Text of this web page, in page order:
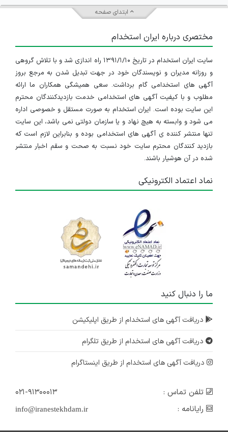
ابتدای صفحه
مختصری درباره ایران استخدام
سایت ایران استخدام در تاریخ ۱۳۹۱/۱/۱۰ راه اندازی شد و با تلاش گروهی
و روزانه مدیران و نویسندگان خود در جهت تبدیل شدن به مرجع بروز
آگهی های استخدامی گام برداشت. سعی همیشگی همکاران ما ارائه
مطلوب و با کیفیت آگهی های استخدامی خدمت بازدیدکنندگان محترم
این سایت بوده است. ایران استخدام به صورت مستقل و خصوصی اداره
می شود و وابسته به هیچ نهاد و یا سازمان دولتی نمی باشد، این سایت
تنها منتشر کننده ی آگهی های استخدامی بوده و بنابراین لازم است که
بازدید کنندگان محترم سایت خود نسبت به صحت و سقم اخبار منتشر
شده در آن هوشیار باشند.
نماد اعتماد الکترونیکی
ما را دنبال کنید
دریافت آگهی های استخدام از طریق اپلیکیشن
دریافت آگهی های استخدام از طریق تلگرام
دریافت آگهی های استخدام از طریق اینستاگرام
تلفن تماس :
۰۲۱-۹۱۳۰۰۰۱۳
رایانامه :
info@iranestekhdam.ir